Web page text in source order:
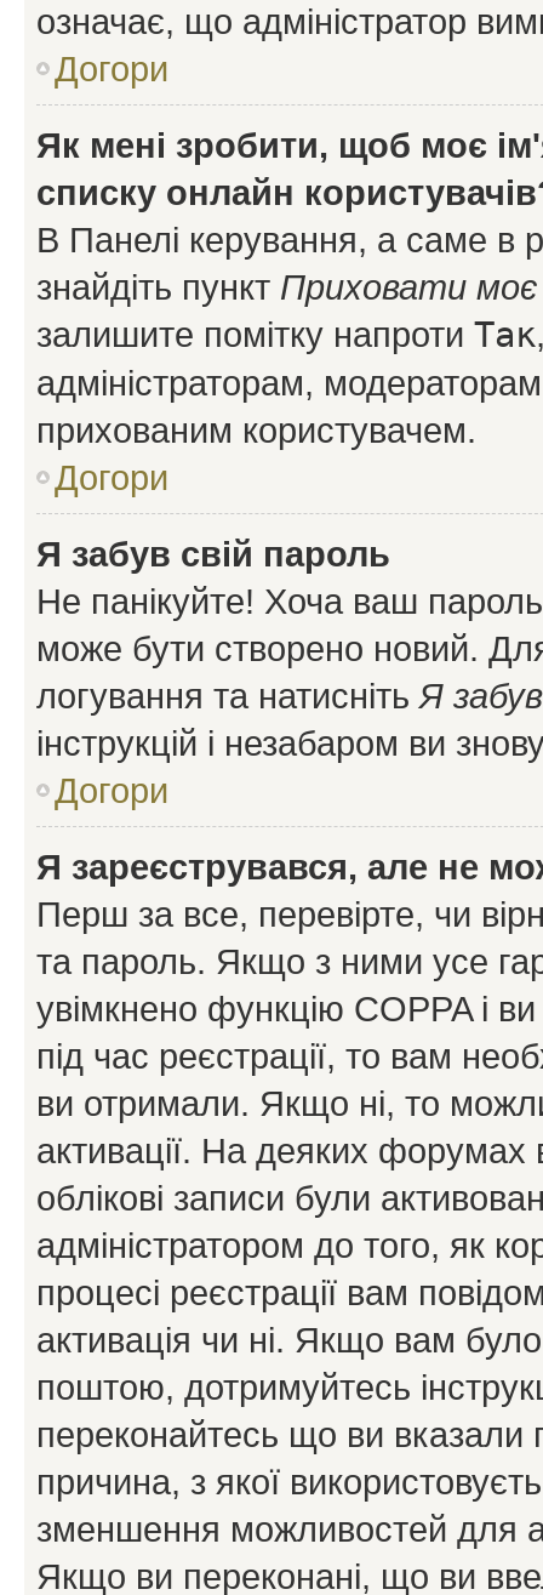
означає, що адміністратор
Догори
Як мені зробити, щоб моє
списку онлайн
В Панелі керування, а саме в
знайдіть пункт Приховати моє
залишите помітку напроти Так
адміністраторам,
прихованим користувачем.
Догори
Я забув свій пароль
Не панікуйте! Хоча ваш
може бути створено новий.
логування та натисніть Я
інструкцій і незабаром ви
Догори
Я зареєструвався, але не
Перш за все, перевірте, чи
та пароль. Якщо з ними усе
увімкнено функцію COPPA і
під час реєстрації, то вам
ви отримали. Якщо ні, то
активації. На деяких форумах
облікові записи були
адміністратором до того, як
процесі реєстрації вам
активація чи ні. Якщо вам
поштою, дотримуйтесь
переконайтесь що ви
причина, з якої
зменшення можливостей для
Якщо ви переконані, що ви